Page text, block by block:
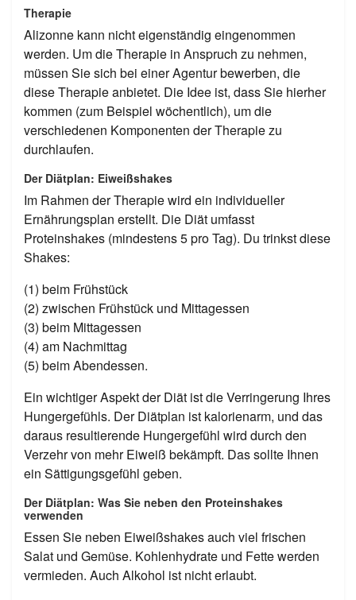
Therapie
Alizonne kann nicht eigenständig eingenommen
werden. Um die Therapie in Anspruch zu nehmen,
müssen Sie sich bei einer Agentur bewerben, die
diese Therapie anbietet. Die Idee ist, dass Sie hierher
kommen (zum Beispiel wöchentlich), um die
verschiedenen Komponenten der Therapie zu
durchlaufen.
Der Diätplan: Eiweißshakes
Im Rahmen der Therapie wird ein individueller
Ernährungsplan erstellt. Die Diät umfasst
Proteinshakes (mindestens 5 pro Tag). Du trinkst diese
Shakes:
(1) beim Frühstück
(2) zwischen Frühstück und Mittagessen
(3) beim Mittagessen
(4) am Nachmittag
(5) beim Abendessen.
Ein wichtiger Aspekt der Diät ist die Verringerung Ihres
Hungergefühls. Der Diätplan ist kalorienarm, und das
daraus resultierende Hungergefühl wird durch den
Verzehr von mehr Eiweiß bekämpft. Das sollte Ihnen
ein Sättigungsgefühl geben.
Der Diätplan: Was Sie neben den Proteinshakes
verwenden
Essen Sie neben Eiweißshakes auch viel frischen
Salat und Gemüse. Kohlenhydrate und Fette werden
vermieden. Auch Alkohol ist nicht erlaubt.